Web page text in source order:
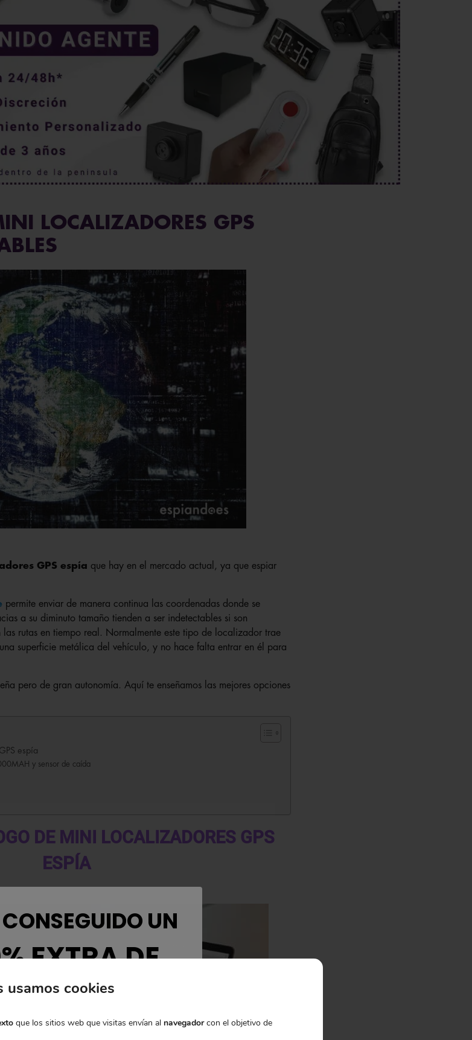
LOCALIZADORES GPS
GPS espía que hay en el mercado actual, ya que espiar
permite enviar de manera continua las coordenadas donde se
a su diminuto tamaño tienden a ser indetectables si son
las rutas en tiempo real. Normalmente este tipo de localizador trae
superficie metálica del vehículo, y no hace falta entrar en él para
pero de gran autonomía. Aquí te enseñamos las mejores opciones
espía
y sensor de caída
DE MINI LOCALIZADORES GPS
ESPÍA
usamos cookies
que los sitios web que visitas envían al navegadorcon el objetivo de
UN
EXTRA DE